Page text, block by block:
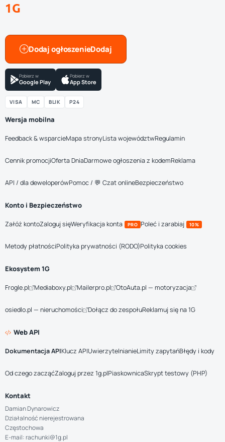
1G
Dodaj ogłoszenie
Pobierz w
Google Play
Pobierz w
App Store
VISA MC BLIK P24
Wersja mobilna
Feedback & wsparcieMapa stronyLista województwRegulamin
Cennik promocjiOferta DniaDarmowe ogłoszenia z kodemReklama
API / dla deweloperówPomoc / 💬 Czat onlineBezpieczeństwo
Konto i Bezpieczeństwo
Załóż kontoZaloguj sięWeryfikacja konta PRO Poleć i zarabiaj 10%
Metody płatnościPolityka prywatności (RODO)Polityka cookies
Ekosystem 1G
Frogle.pl Mediaboxy.pl Mailerpro.pl OtoAuta.pl — motoryzacja
osiedlo.pl — nieruchomości Dołącz do zespołuReklamuj się na 1G
Web API
Dokumentacja APIKlucz APIUwierzytelnianieLimity zapytańBłędy i kody
Od czego zacząćZaloguj przez 1g.plPiaskownicaSkrypt testowy (PHP)
Kontakt
Damian Dynarowicz
Działalność nierejestrowana
Częstochowa
E-mail: rachunki@1g.pl